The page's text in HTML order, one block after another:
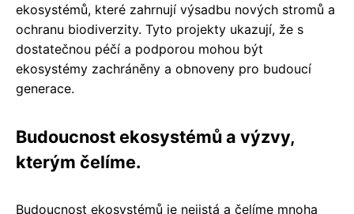
ekosystémů, které zahrnují výsadbu nových stromů a
ochranu biodiverzity. Tyto projekty ukazují, že s
dostatečnou péčí a podporou mohou být
ekosystémy zachráněny a obnoveny pro budoucí
generace.
Budoucnost ekosystémů a výzvy,
kterým čelíme.
Budoucnost ekosystémů je nejistá a čelíme mnoha